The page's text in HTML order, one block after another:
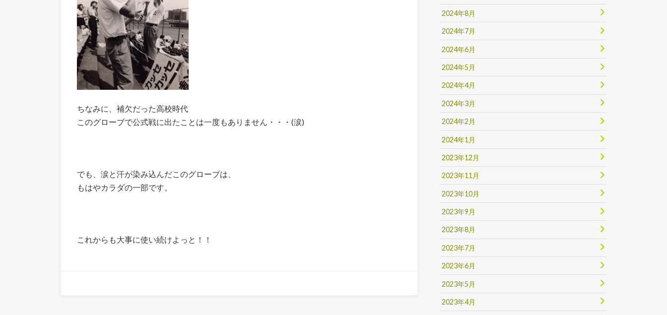
ちなみに、補欠だった高校時代
このグローブで公式戦に出たことは一度もありません・・・(涙)
でも、涙と汗が染み込んだこのグローブは、
もはやカラダの一部です。
これからも大事に使い続けよっと！！
2024年8月
2024年7月
2024年6月
2024年5月
2024年4月
2024年3月
2024年2月
2024年1月
2023年12月
2023年11月
2023年10月
2023年9月
2023年8月
2023年7月
2023年6月
2023年5月
2023年4月